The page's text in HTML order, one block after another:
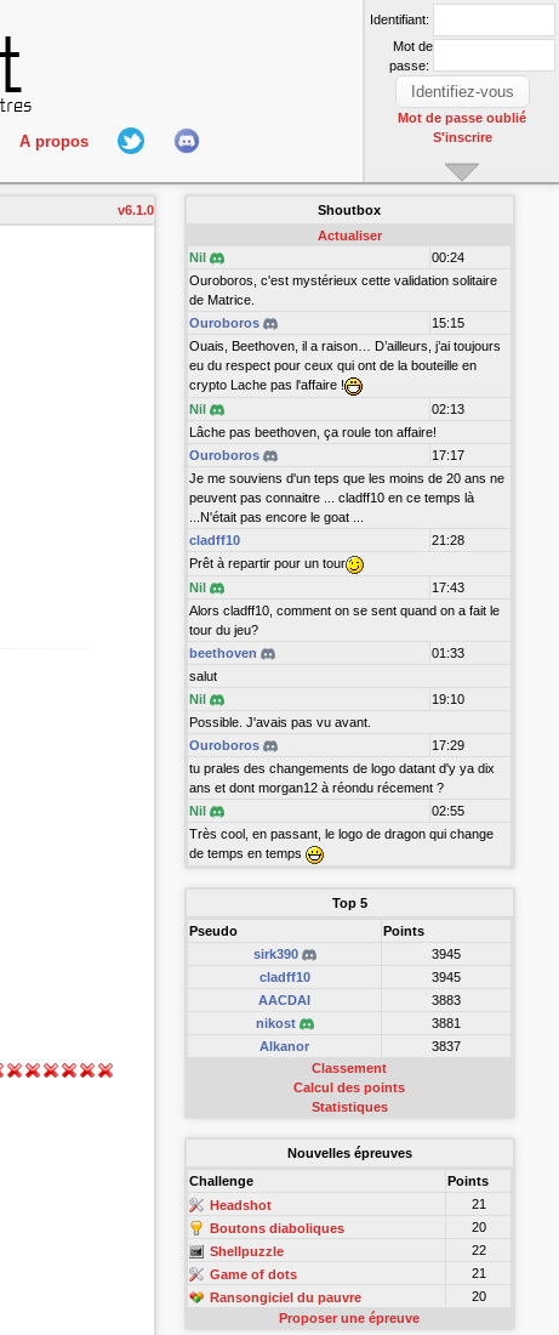
A propos
L'équipe
Hall Of Fame
Identifiant:
Mot de
passe:
Mot de passe oublié
S'inscrire
v6.1.0
Shoutbox
Actualiser
Nil
00:24
Ouroboros, c'est mystérieux cette validation solitaire
de Matrice.
Ouroboros
15:15
Ouais, Beethoven, il a raison… D’ailleurs, j’ai toujours
eu du respect pour ceux qui ont de la bouteille en
crypto Lache pas l'affaire !
Nil
02:13
Lâche pas beethoven, ça roule ton affaire!
Ouroboros
17:17
Je me souviens d'un teps que les moins de 20 ans ne
peuvent pas connaitre ... cladff10 en ce temps là
...N'était pas encore le goat ...
cladff10
21:28
Prêt à repartir pour un tour
Nil
17:43
Alors cladff10, comment on se sent quand on a fait le
tour du jeu?
beethoven
01:33
salut
Nil
19:10
Possible. J'avais pas vu avant.
Ouroboros
17:29
tu prales des changements de logo datant d'y ya dix
ans et dont morgan12 à réondu récement ?
Nil
02:55
Très cool, en passant, le logo de dragon qui change
de temps en temps
Top 5
Pseudo
Points
sirk390
3945
cladff10
3945
AACDAI
3883
nikost
3881
Alkanor
3837
Classement
Calcul des points
Statistiques
Nouvelles épreuves
Challenge
Points
Headshot
21
Boutons diaboliques
20
Shellpuzzle
22
Game of dots
21
Ransongiciel du pauvre
20
Proposer une épreuve